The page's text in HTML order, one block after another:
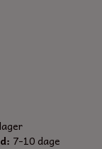
&
SPÆNDEBÅND
KLINGER
MEJSLER
7-10 dage